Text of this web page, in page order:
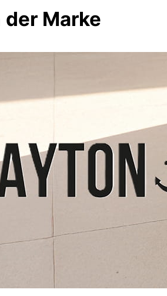
der Marke